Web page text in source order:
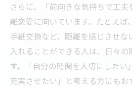
さらに、「前向きな気持ちで工
離恋愛に向いています。たとえば
手紙交換など、距離を感じさせな
入れることができる人は、日々の
す。「自分の時間を大切にしたい
充実させたい」と考える方にもお